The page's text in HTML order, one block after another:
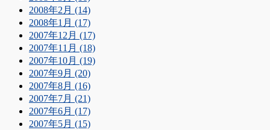
2008年2月 (14)
2008年1月 (17)
2007年12月 (17)
2007年11月 (18)
2007年10月 (19)
2007年9月 (20)
2007年8月 (16)
2007年7月 (21)
2007年6月 (17)
2007年5月 (15)